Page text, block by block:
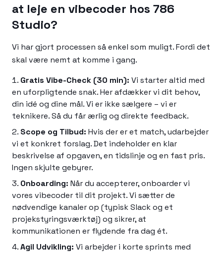
at leje en vibecoder hos 786
Studio?
Vi har gjort processen så enkel som muligt. Fordi det
skal være nemt at komme i gang.
Gratis Vibe-Check (30 min): Vi starter altid med
en uforpligtende snak. Her afdækker vi dit behov,
din idé og dine mål. Vi er ikke sælgere – vi er
teknikere. Så du får ærlig og direkte feedback.
Scope og Tilbud: Hvis der er et match, udarbejder
vi et konkret forslag. Det indeholder en klar
beskrivelse af opgaven, en tidslinje og en fast pris.
Ingen skjulte gebyrer.
Onboarding: Når du accepterer, onboarder vi
vores vibecoder til dit projekt. Vi sætter de
nødvendige kanaler op (typisk Slack og et
projekstyringsværktøj) og sikrer, at
kommunikationen er flydende fra dag ét.
Agil Udvikling: Vi arbejder i korte sprints med